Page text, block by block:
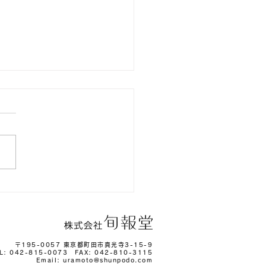
〒195-0057 東京都町田市真光寺3-15-9
042-815-0073 FAX: 042-810-3115
Email: uramoto @shunpodo.com